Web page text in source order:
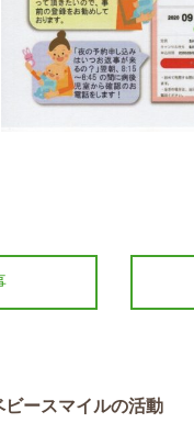
ビースマイルの活動